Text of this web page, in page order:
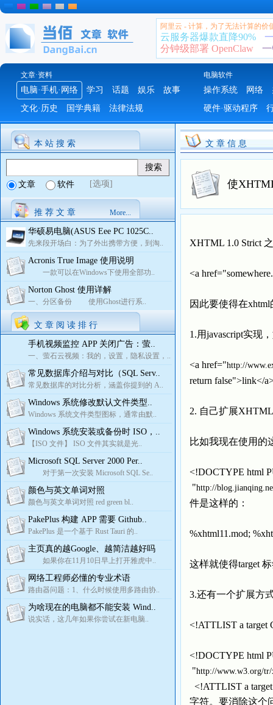
阿里云 - 计算，为了无法计算的价
云服务器爆款直降90%
分钟级部署 OpenClaw
文章·资料 电脑软件
电脑·手机·网络 学习 话题 娱乐
故事
文化·历史
国学典籍 法律法规
操作系统 网络
硬件·驱动程序
本 站 搜 索
文章 软件 [选项]
推 荐 文 章 More...
华硕易电脑(ASUS Eee PC 1025C..
先来段开场白：为了外出携带方便，到淘..
Acronis True Image 使用说明
一款可以在Windows下使用全部功..
Norton Ghost 使用详解
一、分区备份 使用Ghost进行系..
文 章 阅 读 排 行
手机视频监控 APP 关闭广告：萤..
一、萤石云视频：我的，设置，隐私设置，..
常见数据库介绍与对比（SQL Serv..
常见数据库的对比分析，涵盖你提到的 A..
Windows 系统修改默认文件类型..
Windows 系统文件类型图标，通常由默..
Windows 系统安装或备份时 ISO，..
【ISO 文件】 ISO 文件其实就是光..
Microsoft SQL Server 2000 Per..
对于第一次安装 Microsoft SQL Se..
颜色与英文单词对照
颜色与英文单词对照 red green bl..
PakePlus 构建 APP 需要 Github..
PakePlus 是一个基于 Rust Tauri 的..
主页真的越Google、越简洁越好吗
如果你在11月10日早上打开雅虎中..
网络工程师必懂的专业术语
路由器问题：1、什么时候使用多路由协..
为啥现在的电脑都不能安装 Wind..
说实话，这几年如果你尝试在新电脑..
文 章 信 息
使
XHTML 1.0 Strict
<a
因此要使得在
1.用javascript实现
<a href="http://
return false">link</
2. 自己扩展
比如我现在使用的
<!DOCTYPE html
"http://
件是这样的：
%xhtml11.mod;
这样就使得target
3.还有一个扩展方
<!ATTLIST a
<!DOCTYPE html
"http://www.w3.org/
<!ATTLIST a
字符。要消除这个